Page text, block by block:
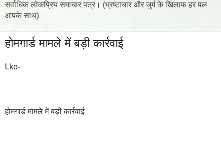
सर्वाधिक लोकप्रिय समाचार पत्र। (भ्रष्टाचार और जुर्म के खिलाफ हर पल
आपके साथ)
होमगार्ड मामले में बड़ी कार्रवाई
Lko-
होमगार्ड मामले में बड़ी कार्रवाई